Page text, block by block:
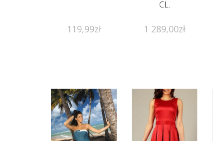
119,99zł
CL.
1 289,00zł